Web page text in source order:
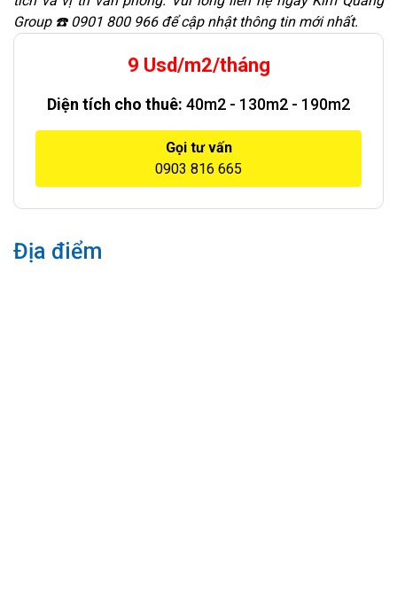
Group ☎️ 0901 800 966 để cập nhật thông tin mới nhất.
9 Usd/m2/tháng
Diện tích cho thuê: 40m2 - 130m2 - 190m2
Gọi tư vấn
0903 816 665
Địa điểm